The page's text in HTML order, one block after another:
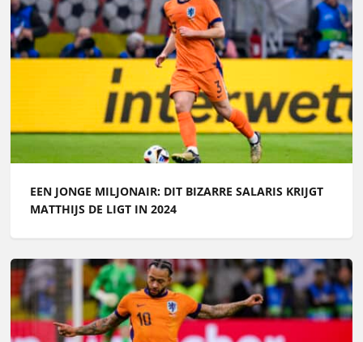
EEN JONGE MILJONAIR: DIT BIZARRE SALARIS KRIJGT
MATTHIJS DE LIGT IN 2024